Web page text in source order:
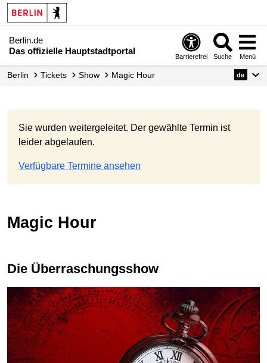
Berlin.de
Das offizielle Hauptstadtportal
Barrierefrei Suche Menü
Berlin Tickets Show Magic Hour de
Sie wurden weitergeleitet. Der gewählte Termin ist
leider abgelaufen.
Verfügbare Termine ansehen
Magic Hour
Die Überraschungsshow